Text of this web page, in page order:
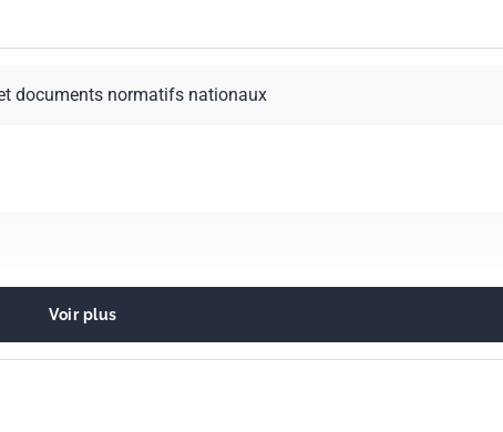
documents normatifs nationaux
brasage en général
Voir plus